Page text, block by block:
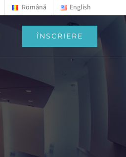
Română English
ÎNSCRIERE